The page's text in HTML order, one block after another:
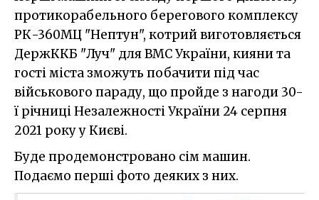
протикорабельного берегового комплексу
РК-360МЦ "Нептун", котрий виготовляється
ДержККБ "Луч" для ВМС України, кияни та
гості міста зможуть побачити під час
військового параду, що пройде з нагоди 30-
ї річниці Незалежності України 24 серпня
2021 року у Києві.
Буде продемонстровано сім машин.
Подаємо перші фото деяких з них.